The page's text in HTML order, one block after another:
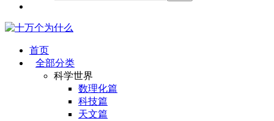
首页
全部分类
科学世界
数理化篇
科技篇
天文篇